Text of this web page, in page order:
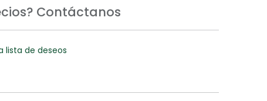
Contáctanos
lista de deseos